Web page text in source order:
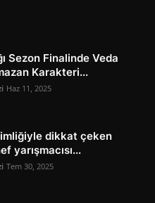
Sezon Finalinde Veda
Karakteri...
Haz 11, 2025
dikkat çeken
yarışmacısı...
Tem 30, 2025